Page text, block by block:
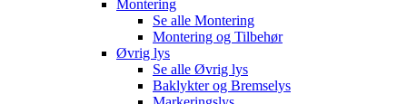
Montering
Se alle Montering
Montering og Tilbehør
Øvrig lys
Se alle Øvrig lys
Baklykter og Bremselys